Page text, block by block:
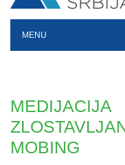
MENU
MOBING